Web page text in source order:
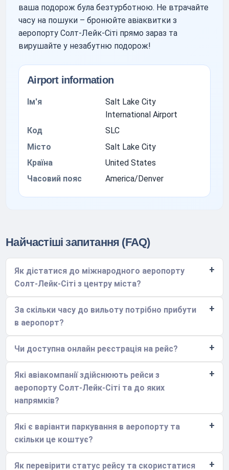
ваша подорож була безтурботною. Не втрачайте
часу на пошуки – бронюйте авіаквитки з
аеропорту Солт-Лейк-Сіті прямо зараз та
вирушайте у незабутню подорож!
Airport information
Ім'я
Salt Lake City
International Airport
Код
SLC
Місто
Salt Lake City
Країна
United States
Часовий пояс
America/Denver
Найчастіші запитання (FAQ)
Як дістатися до міжнародного аеропорту
Солт-Лейк-Сіті з центру міста?
За скільки часу до вильоту потрібно прибути
в аеропорт?
Чи доступна онлайн реєстрація на рейс?
Які авіакомпанії здійснюють рейси з
аеропорту Солт-Лейк-Сіті та до яких
напрямків?
Які є варіанти паркування в аеропорту та
скільки це коштує?
Як перевірити статус рейсу та скористатися